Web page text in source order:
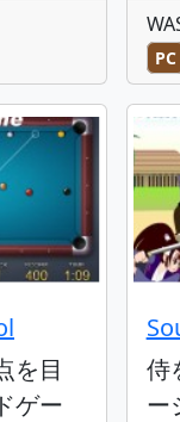
PC
を目
ゲー
侍
ー